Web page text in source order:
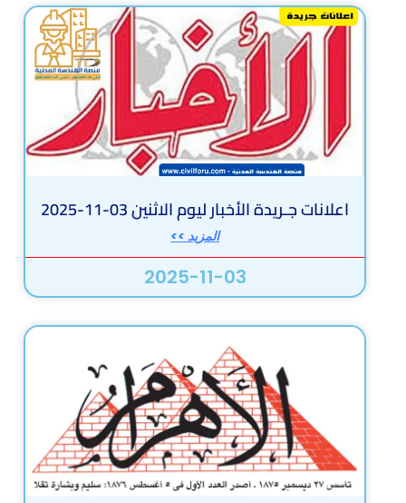
اعلانات جـريدة الأخبار ليوم الاثنين 03-11-2025
المزيد >>
2025-11-03